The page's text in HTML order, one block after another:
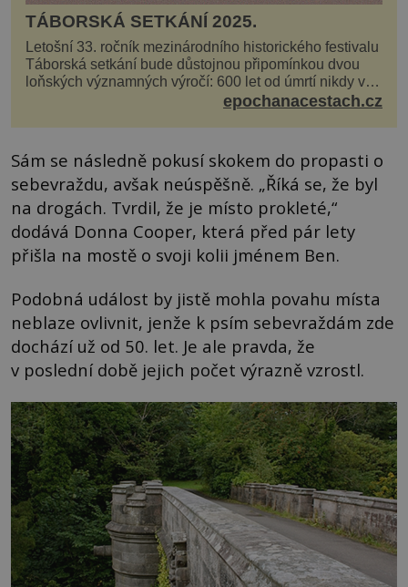
TÁBORSKÁ SETKÁNÍ 2025.
Letošní 33. ročník mezinárodního historického festivalu
Táborská setkání bude důstojnou připomínkou dvou
loňských významných výročí: 600 let od úmrtí nikdy v
poli neporaženého hejtmana Jana Žižky z Tr...
epochanacestach.cz
Sám se následně pokusí skokem do propasti o
sebevraždu, avšak neúspěšně. „Říká se, že byl
na drogách. Tvrdil, že je místo prokleté,“
dodává Donna Cooper, která před pár lety
přišla na mostě o svoji kolii jménem Ben.
Podobná událost by jistě mohla povahu místa
neblaze ovlivnit, jenže k psím sebevraždám zde
dochází už od 50. let. Je ale pravda, že
v poslední době jejich počet výrazně vzrostl.